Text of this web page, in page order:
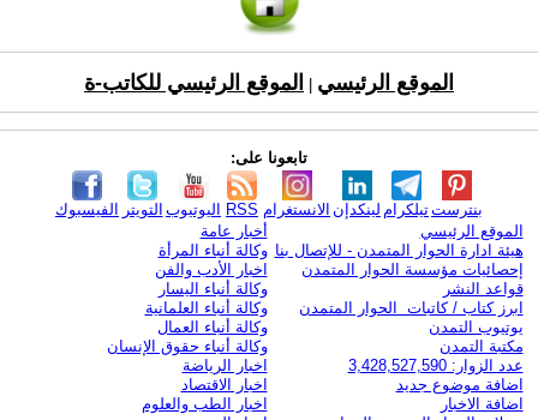
الموقع الرئيسي الموقع الرئيسي للكاتب-ة
تابعونا على:
الفيسبوك التويتر اليوتيوب RSS الانستغرام لينكدإن تيلكرامبنترست
الموقع الرئيسي
هيئة ادارة الحوار المتمدن - للإتصال بنا
إحصائيات مؤسسة الحوار المتمدن
قواعد النشر
ابرز كتاب / كاتبات الحوار المتمدن
يوتيوب التمدن
مكتبة التمدن
عدد الزوار: 3,428,527,590
اضافة موضوع جديد
اضافة الاخبار
أخبار عامة
وكالة أنباء المرأة
اخبار الأدب والفن
وكالة أنباء اليسار
وكالة أنباء العلمانية
وكالة أنباء العمال
وكالة أنباء حقوق الإنسان
اخبار الرياضة
اخبار الاقتصاد
اخبار الطب والعلوم